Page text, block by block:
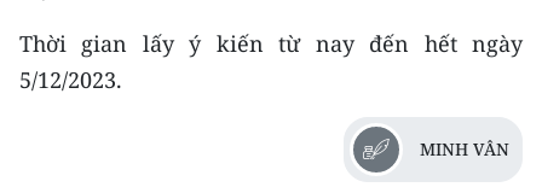
Media Y tế
Thời gian lấy ý kiến từ nay đến hết ngày
5/12/2023.
MINH VÂN